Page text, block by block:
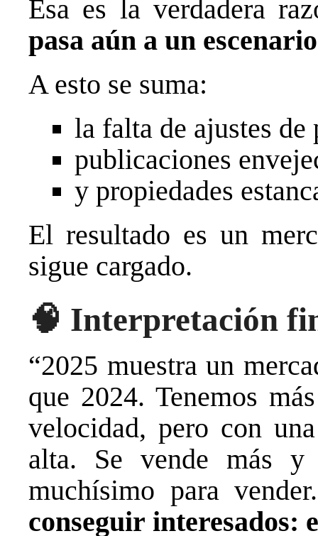
Esa es la verdadera
pasa aún a un
A esto se suma:
la falta de ajustes de
publicaciones
y propiedades
El resultado es un
sigue cargado.
🧠 Interpretación
“2025 muestra un
que 2024. Tenemos
velocidad, pero con
alta. Se vende más
muchísimo para
conseguir interesados: